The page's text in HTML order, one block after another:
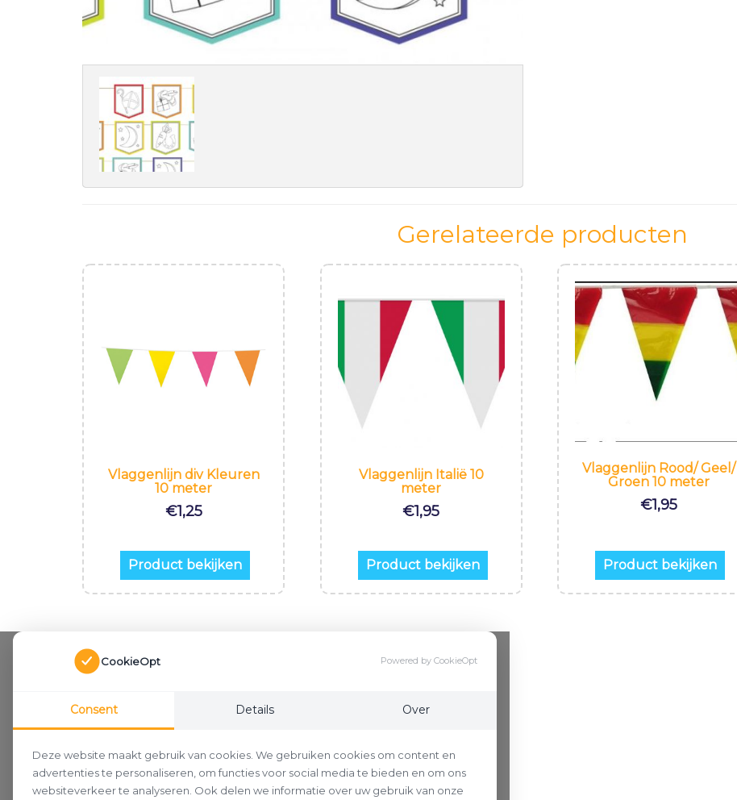
Gerelateerde producten
Vlaggenlijn div Kleuren
10 meter
€1,25
Product bekijken
Vlaggenlijn Italië 10
meter
€1,95
Product bekijken
Vlaggenlijn Rood/ Geel/
Groen 10 meter
€1,95
Product bekijken
CookieOpt Powered by CookieOpt
Consent Details Over
Deze website maakt gebruik van cookies. We gebruiken cookies om content en
advertenties te personaliseren, om functies voor social media te bieden en om ons
websiteverkeer te analyseren. Ook delen we informatie over uw gebruik van onze